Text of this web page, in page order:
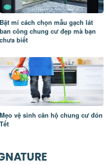
Bật mí cách chọn mẫu gạch lát
ban công chung cư đẹp mà bạn
chưa biết
Mẹo vệ sinh căn hộ chung cư đón
Tết